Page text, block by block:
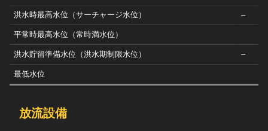
洪水時最高水位（サーチャージ水位） –
平常時最高水位（常時満水位）
洪水貯留準備水位（洪水期制限水位） –
最低水位
放流設備